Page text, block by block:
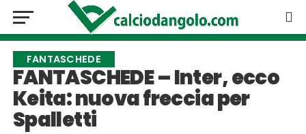
FANTASCHEDE
FANTASCHEDE – Inter, ecco
Keita: nuova freccia per
Spalletti